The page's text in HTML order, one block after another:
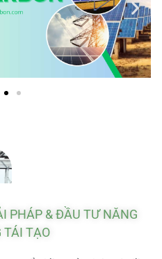
PHÁP & ĐẦU TƯ NĂNG
TÁI TẠO